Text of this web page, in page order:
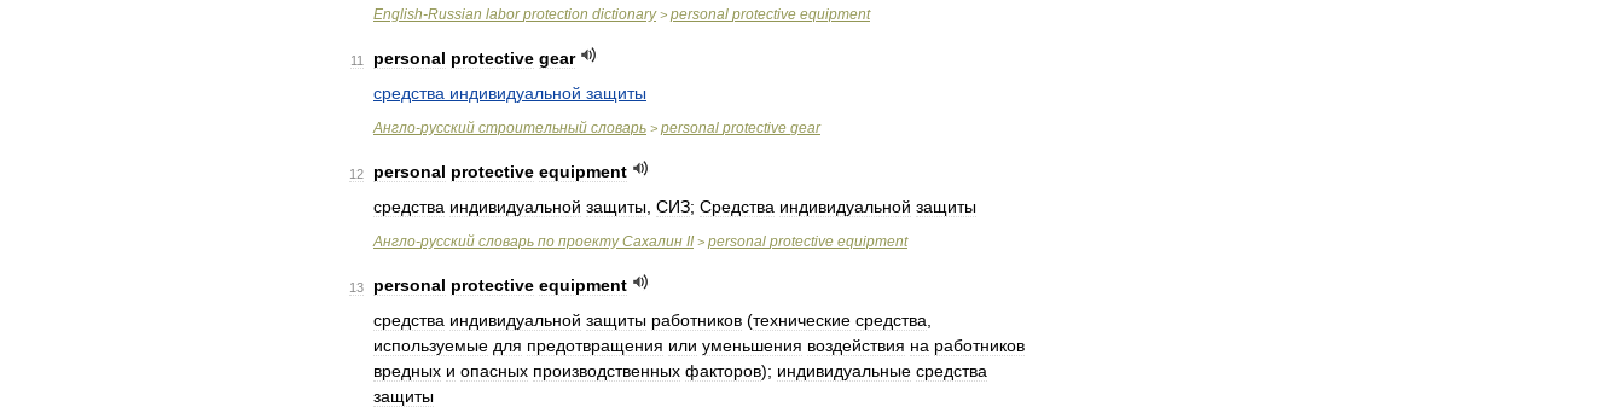
English-Russian labor protection dictionary> personal protective equipment
11 personal protective gear
средства индивидуальной защиты
Англо-русский строительный словарь > personal protective gear
12 personal protective equipment
средства индивидуальной защиты СИЗ; Средства индивидуальной защиты
Англо-русский словарь по проекту Сахалин II > personal protective equipment
13 personal protective equipment
средства индивидуальной защиты работников (технические средства
используемые для предотвращения или уменьшения воздействия на работников
вредных и опасных производственных факторов); индивидуальные средства
защиты